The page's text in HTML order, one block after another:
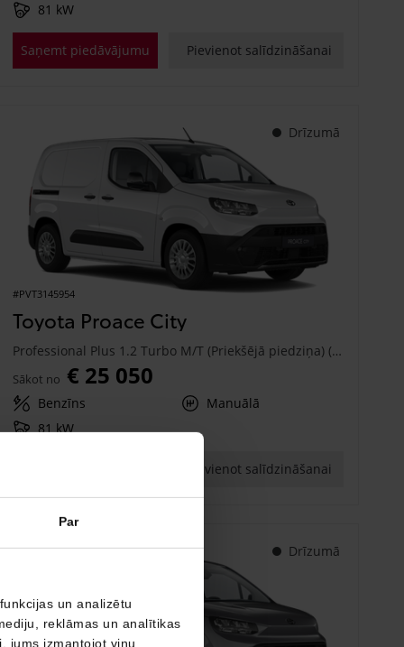
Par
un analizētu
reklāmas un analītikas
jums izmantojot viņu
81 kW
Saņemt piedāvājumu Pievienot salīdzināšanai
Drīzumā
#PVT3145954
Toyota Proace City
Professional Plus 1.2 Turbo M/T (Priekšējā piedziņa) (81 kW)
Sākot no € 25 050
Benzīns
Manuālā
81 kW
Pievienot salīdzināšanai
Drīzumā